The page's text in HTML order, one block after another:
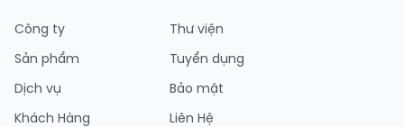
Công ty
Sản phẩm
Dịch vụ
Khách Hàng
Thư viện
Tuyển dụng
Bảo mật
Liên Hệ